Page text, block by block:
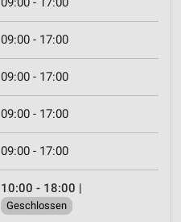
09:00 - 17:00
09:00 - 17:00
09:00 - 17:00
09:00 - 17:00
10:00 - 18:00 |
Geschlossen